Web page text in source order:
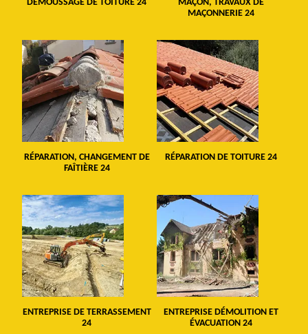
DÉMOUSSAGE DE TOITURE 24
MAÇON, TRAVAUX DE
MAÇONNERIE 24
RÉPARATION, CHANGEMENT DE
FAÎTIÈRE 24
RÉPARATION DE TOITURE 24
ENTREPRISE DE TERRASSEMENT
24
ENTREPRISE DÉMOLITION ET
ÉVACUATION 24